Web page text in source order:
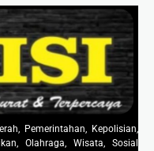
Pemerintahan, Kepolisian,
Olahraga, Wisata, Sosial